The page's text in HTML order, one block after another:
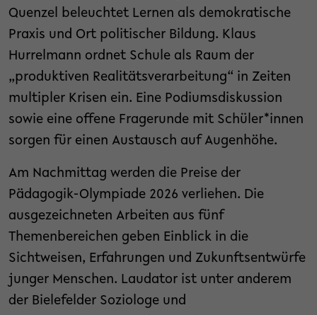
Quenzel beleuchtet Lernen als demokratische
Praxis und Ort politischer Bildung. Klaus
Hurrelmann ordnet Schule als Raum der
„produktiven Realitätsverarbeitung“ in Zeiten
multipler Krisen ein. Eine Podiumsdiskussion
sowie eine offene Fragerunde mit Schüler*innen
sorgen für einen Austausch auf Augenhöhe.
Am Nachmittag werden die Preise der
Pädagogik-Olympiade 2026 verliehen. Die
ausgezeichneten Arbeiten aus fünf
Themenbereichen geben Einblick in die
Sichtweisen, Erfahrungen und Zukunftsentwürfe
junger Menschen. Laudator ist unter anderem
der Bielefelder Soziologe und